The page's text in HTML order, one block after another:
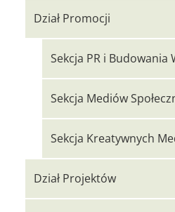
Dział Promocji
Sekcja PR i Budowania
Sekcja Mediów
Sekcja Kreatywnych
Dział Projektów